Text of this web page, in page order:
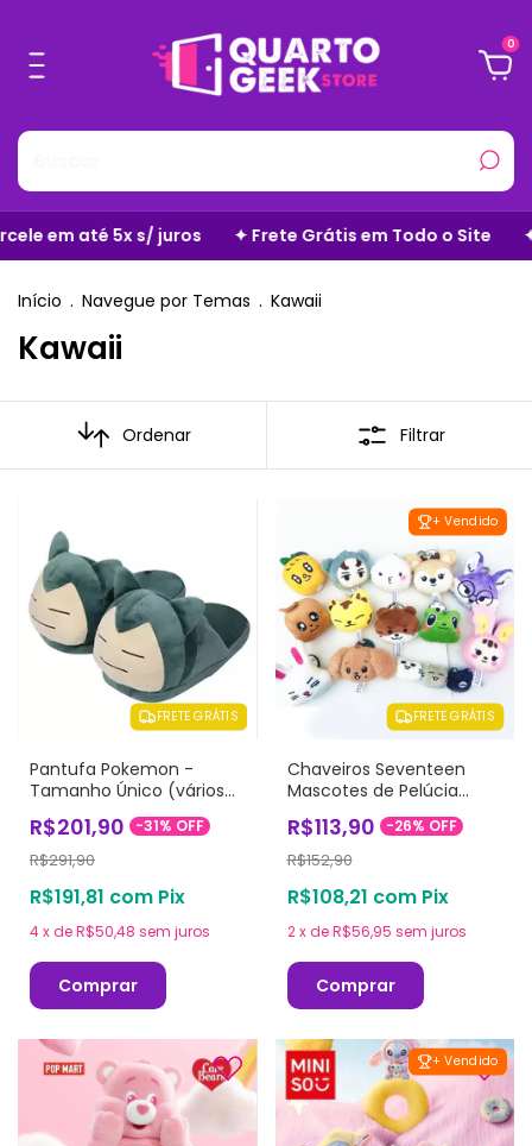
0
Frete Grátis em Todo o Site ✦ Zero Taxas Adicionais
Início . Navegue por Temas . Kawaii
Kawaii
Ordenar Filtrar
FRETE GRÁTIS
Pantufa Pokemon -
Tamanho Único (vários
R$201,90 -31% OFF
R$291,90
R$191,81 com Pix
4xdeR$50,48 sem juros
Comprar
+ Vendido
FRETE GRÁTIS
Chaveiros Seventeen
Mascotes de Pelúcia
(vários modelos)
R$113,90 -26% OFF
R$152,90
R$108,21 com Pix
2 xdeR$56,95 sem juros
Comprar
+ Vendido